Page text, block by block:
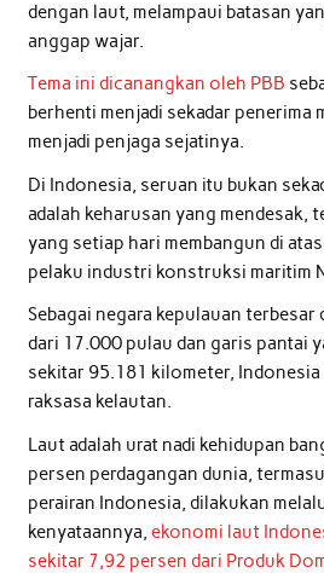
dengan laut, melampaui batasan
anggap wajar.
Tema ini dicanangkan oleh PBB
berhenti menjadi sekadar penerima
menjadi penjaga sejatinya.
Di Indonesia, seruan itu bukan
adalah keharusan yang mendesak,
yang setiap hari membangun di
pelaku industri konstruksi maritim
Sebagai negara kepulauan terbesar
dari 17.000 pulau dan garis pantai
sekitar 95.181 kilometer, Indonesia
raksasa kelautan.
Laut adalah urat nadi kehidupan
persen perdagangan dunia,
perairan Indonesia, dilakukan
kenyataannya, ekonomi laut
sekitar 7,92 persen dari Produk